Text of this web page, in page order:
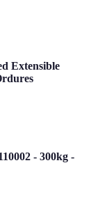
Extensible
- 300kg -